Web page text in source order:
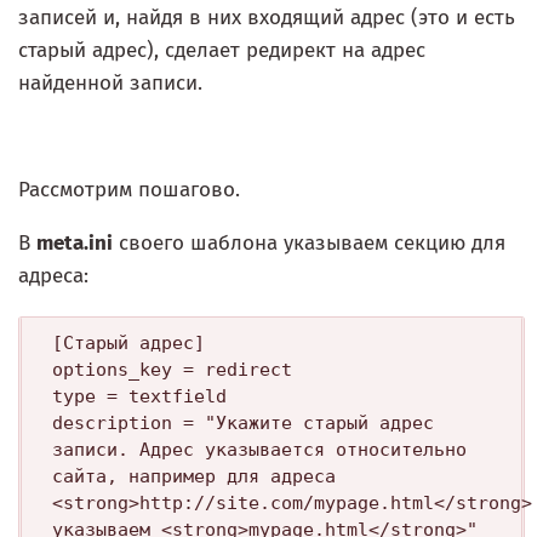
записей и, найдя в них входящий адрес (это и есть
старый адрес), сделает редирект на адрес
найденной записи.
Рассмотрим пошагово.
В meta.ini своего шаблона указываем секцию для
адреса:
[Старый адрес]
options_key = redirect
type = textfield
description = "Укажите старый адрес
записи. Адрес указывается относительно
сайта, например для адреса
<strong>http://site.com/mypage.html</strong>
указываем <strong>mypage.html</strong>"